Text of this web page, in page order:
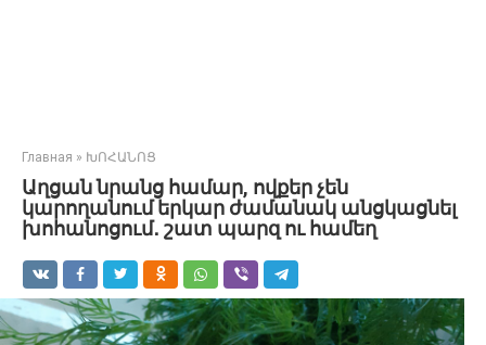
Главная » ԽՈՀԱՆՈՑ
Աղցան նրանց համար, ովքեր չեն
կարողանում երկար ժամանակ անցկացնել
խոհանոցում․ շատ պարզ ու համեղ